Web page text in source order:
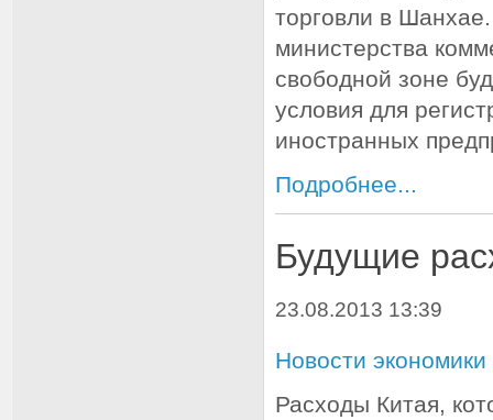
торговли в
министерства
свободной зоне
условия для
иностранных
Подробнее...
Будущие
23.08.2013 13:39
Новости экономики
Расходы Китая,